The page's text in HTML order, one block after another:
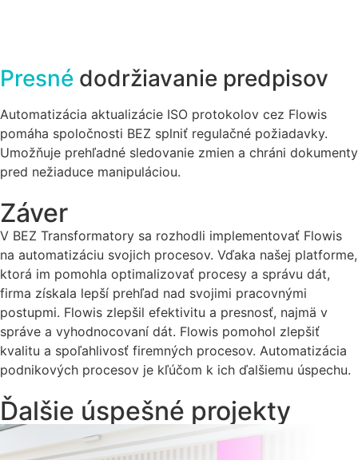
Presné dodržiavanie predpisov
Automatizácia aktualizácie ISO protokolov cez Flowis
pomáha spoločnosti BEZ splniť regulačné požiadavky.
Umožňuje prehľadné sledovanie zmien a chráni dokumenty
pred nežiaduce manipuláciou.
Záver
V BEZ Transformatory sa rozhodli implementovať Flowis
na automatizáciu svojich procesov. Vďaka našej platforme,
ktorá im pomohla optimalizovať procesy a správu dát,
firma získala lepší prehľad nad svojimi pracovnými
postupmi. Flowis zlepšil efektivitu a presnosť, najmä v
správe a vyhodnocovaní dát. Flowis pomohol zlepšiť
kvalitu a spoľahlivosť firemných procesov. Automatizácia
podnikových procesov je kľúčom k ich ďalšiemu úspechu.
Ďalšie úspešné projekty